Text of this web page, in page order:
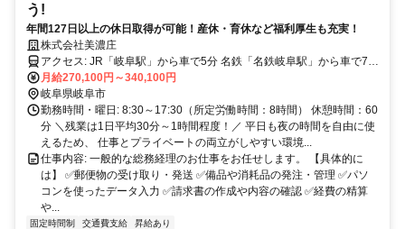
う!
年間127日以上の休日取得が可能！産休・育休など福利厚生も充実！
株式会社美濃庄
アクセス: JR「岐阜駅」から車で5分 名鉄「名鉄岐阜駅」から車で7分
JR「西岐阜駅」から車で6分
月給270,100円～340,100円
岐阜県岐阜市
勤務時間・曜日: 8:30～17:30（所定労働時間：8時間） 休憩時間：60
分 ＼残業は1日平均30分～1時間程度！／ 平日も夜の時間を自由に使
えるため、 仕事とプライベートの両立がしやすい環境...
仕事内容: 一般的な総務経理のお仕事をお任せします。 【具体的に
は】 ✅郵便物の受け取り・発送 ✅備品や消耗品の発注・管理 ✅パソ
コンを使ったデータ入力 ✅請求書の作成や内容の確認 ✅経費の精算
や...
固定時間制 交通費支給 昇給あり